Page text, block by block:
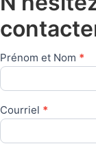
Prénom et Nom *
Courriel *